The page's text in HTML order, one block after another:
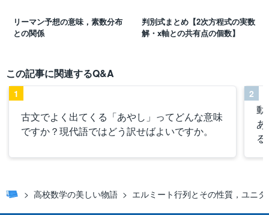
リーマン予想の意味，素数分布
との関係
判別式まとめ【2次方程式の実数
解・x軸との共有点の個数】
この記事に関連するQ&A
古文でよく出てくる「あやし」ってどんな意味
ですか？現代語ではどう訳せばよいですか。
1
動
あ
2
高校数学の美しい物語 エルミート行列とその性質，ユニ